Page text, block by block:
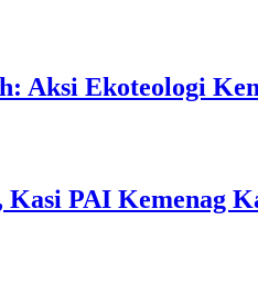
Aksi Ekoteologi
PAI Kemenag